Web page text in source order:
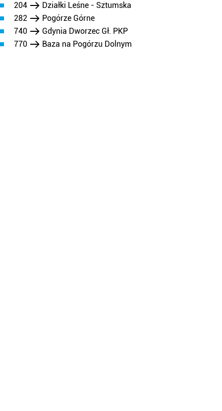
204
Działki Leśne - Sztumska
282
Pogórze Górne
740
Gdynia Dworzec Gł. PKP
770
Baza na Pogórzu Dolnym